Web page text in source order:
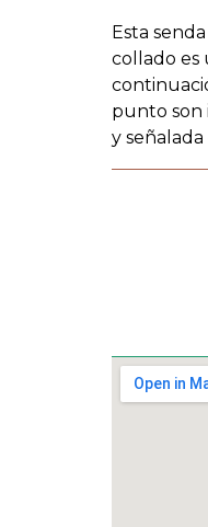
Esta
collado es
punto son
y